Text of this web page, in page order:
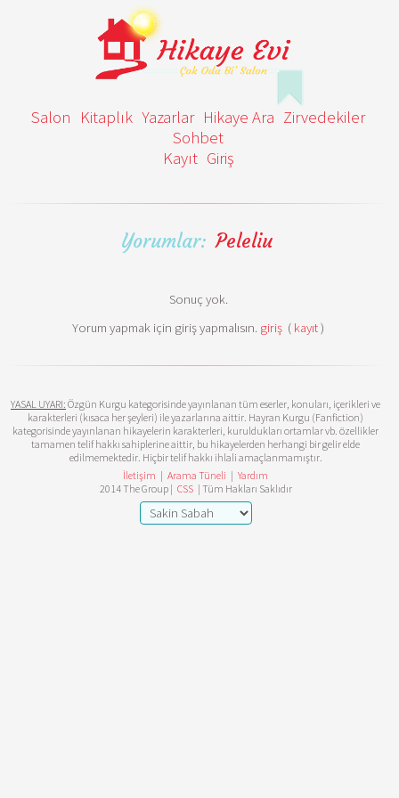
Salon Kitaplık Yazarlar Hikaye Ara Zirvedekiler
Sohbet
Kayıt Giriş
Yorumlar: Peleliu
Sonuç yok.
Yorum yapmak için giriş yapmalısın. giriş ( kayıt)
YASAL UYARI: Özgün Kurgu kategorisinde yayınlanan tüm eserler, konuları, içerikleri ve
karakterleri (kısaca her şeyleri) ile yazarlarına aittir. Hayran Kurgu (Fanfiction)
kategorisinde yayınlanan hikayelerin karakterleri, kuruldukları ortamlar vb. özellikler
tamamen telif hakkı sahiplerine aittir, bu hikayelerden herhangi bir gelir elde
edilmemektedir. Hiçbir telif hakkı ihlali amaçlanmamıştır.
İletişim | Arama Tüneli | Yardım
2014 The Group | CSS | Tüm Hakları Saklıdır